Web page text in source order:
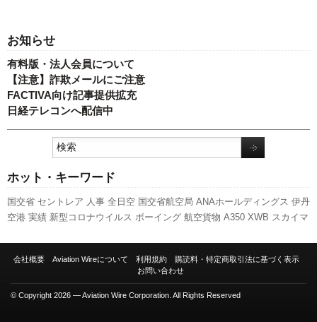
お知らせ
有料版・法人会員について
【注意】詐欺メールにご注意
FACTIVA向け記事提供拡充
日経テレコンへ配信中
ホット・キーワード
国交省 セントレア 人事 全日空 国交省航空局 ANAホールディングス 伊丹
空港 実績 新型コロナウイルス ボーイング 航空貨物 A350 XWB スカイマ
ン 福岡空港 LCC キャンペーン 羽田空港 発着回数 利用実績 新千歳空港
会社概要 Aviation Wireについて 利用規約
購読料・特定商取引法に基づく表示
お問い合わせ
© Copyright 2026 — Aviation Wire Corporation. All Rights Reserved